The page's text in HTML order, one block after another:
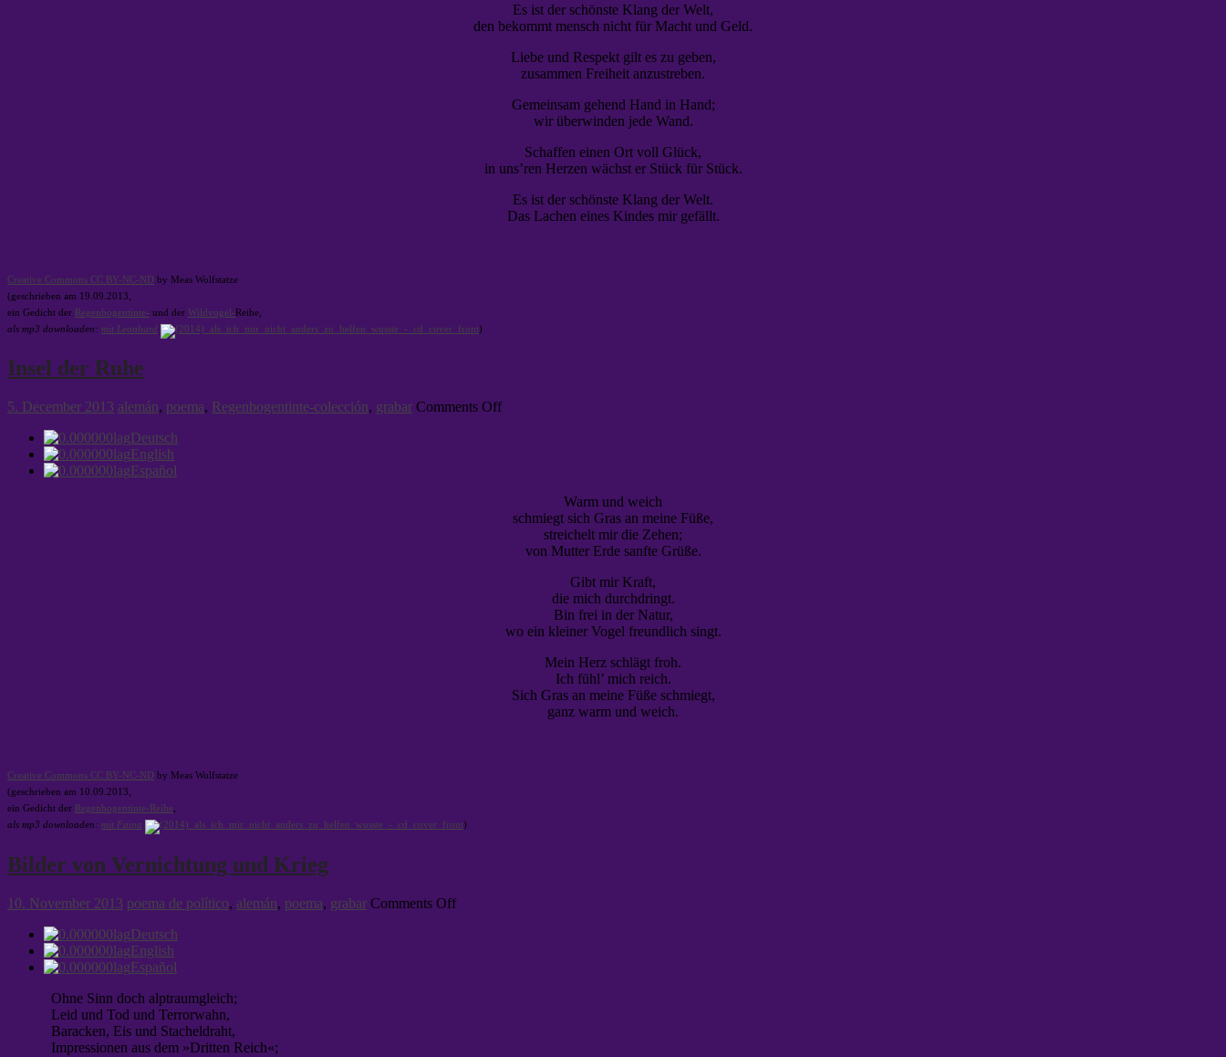
Es ist der schönste Klang der Welt,
den bekommt mensch nicht für Macht und Geld.
Liebe und Respekt gilt es zu geben,
zusammen Freiheit anzustreben.
Gemeinsam gehend Hand in Hand;
wir überwinden jede Wand.
Schaffen einen Ort voll Glück,
in uns’ren Herzen wächst er Stück für Stück.
Es ist der schönste Klang der Welt.
Das Lachen eines Kindes mir gefällt.
Creative Commons CC BY-NC-ND by Meas Wolfstatze
(geschrieben am 19.09.2013,
ein Gedicht der Regenbogentinte- und der Wildvogel-Reihe,
als mp3 downloaden: mit Leonhard )
Insel der Ruhe
5. December 2013 alemán, poema, Regenbogentinte-colección, grabar Comments Offon
Deutsch
English
Español
Warm und weich
schmiegt sich Gras an meine Füße,
streichelt mir die Zehen;
von Mutter Erde sanfte Grüße.
Gibt mir Kraft,
die mich durchdringt.
Bin frei in der Natur,
wo ein kleiner Vogel freundlich singt.
Mein Herz schlägt froh.
Ich fühl’ mich reich.
Sich Gras an meine Füße schmiegt,
ganz warm und weich.
Creative Commons CC BY-NC-ND by Meas Wolfstatze
(geschrieben am 10.09.2013,
ein Gedicht der Regenbogentinte-Reihe,
als mp3 downloaden: mit Faina )
Bilder von Vernichtung und Krieg
10. November 2013 poema de político, alemán, poema, grabar Comments Offon
Deutsch
English
Español
Ohne Sinn doch alptraumgleich;
Leid und Tod und Terrorwahn,
Baracken, Eis und Stacheldraht,
Impressionen aus dem »Dritten Reich«;